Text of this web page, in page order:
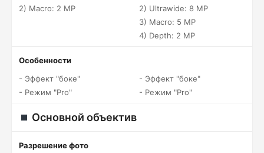
2) Macro: 2 MP
2) Ultrawide: 8 MP
3) Macro: 5 MP
4) Depth: 2 MP
Особенности
- Эффект "боке"
- Режим "Pro"
- Эффект "боке"
- Режим "Pro"
Основной объектив
Разрешение фото